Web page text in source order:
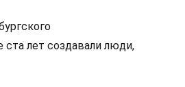
ста лет создавали люди,